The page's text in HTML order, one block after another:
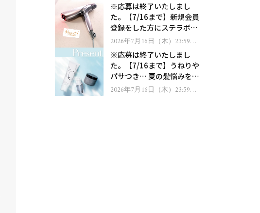
※応募は終了いたしまし
た。【7/16まで】新規会員
登録をした方にステラボー
テのシャインリバース ヘア
ゼント！
2026年7月16日（木）23:59ま
※応募は終了いたしまし
た。【7/16まで】うねりや
パサつき… 夏の髪悩みを解
消するヘアケアアイテムを
2026年7月16日（木）23:59ま